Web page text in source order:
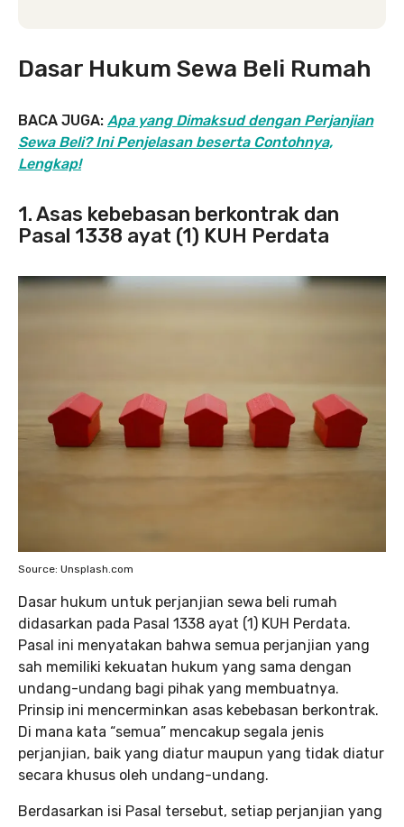
Dasar Hukum Sewa Beli Rumah
BACA JUGA: Apa yang Dimaksud dengan Perjanjian
Sewa Beli? Ini Penjelasan beserta Contohnya,
Lengkap!
1. Asas kebebasan berkontrak dan
Pasal 1338 ayat (1) KUH Perdata
Source: Unsplash.com
Dasar hukum untuk perjanjian sewa beli rumah
didasarkan pada Pasal 1338 ayat (1) KUH Perdata.
Pasal ini menyatakan bahwa semua perjanjian yang
sah memiliki kekuatan hukum yang sama dengan
undang-undang bagi pihak yang membuatnya.
Prinsip ini mencerminkan asas kebebasan berkontrak.
Di mana kata “semua” mencakup segala jenis
perjanjian, baik yang diatur maupun yang tidak diatur
secara khusus oleh undang-undang.
Berdasarkan isi Pasal tersebut, setiap perjanjian yang